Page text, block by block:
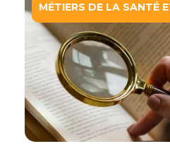
MÉTIERS DE LA SANTÉ